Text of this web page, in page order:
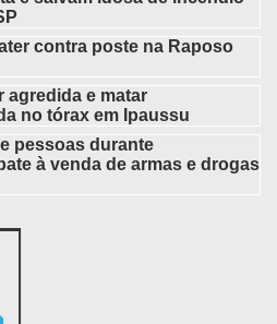
contra poste na Raposo
agredida e matar
no tórax em Ipaussu
pessoas durante
à venda de armas e drogas